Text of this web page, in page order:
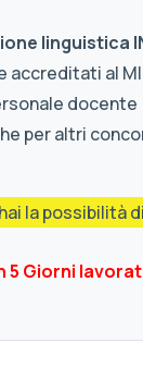
linguistica
accreditati al
docente
per altri
la possibilità
5 Giorni